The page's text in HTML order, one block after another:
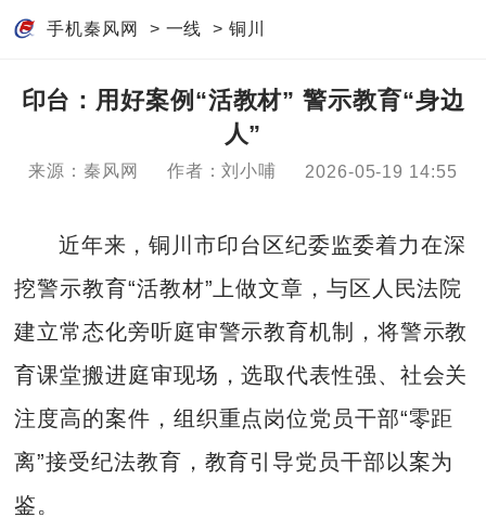
手机秦风网 > 一线 > 铜川
印台：用好案例“活教材” 警示教育“身边
人”
来源：秦风网 作者：刘小哺 2026-05-19 14:55
近年来，铜川市印台区纪委监委着力在深
挖警示教育“活教材”上做文章，与区人民法院
建立常态化旁听庭审警示教育机制，将警示教
育课堂搬进庭审现场，选取代表性强、社会关
注度高的案件，组织重点岗位党员干部“零距
离”接受纪法教育，教育引导党员干部以案为
鉴。